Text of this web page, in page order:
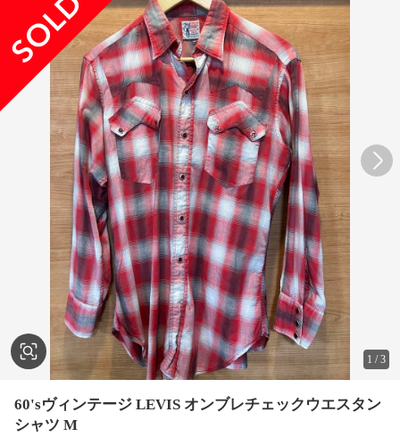
1 /3
60'sヴィンテージ LEVIS オンブレチェックウエスタン
シャツ M